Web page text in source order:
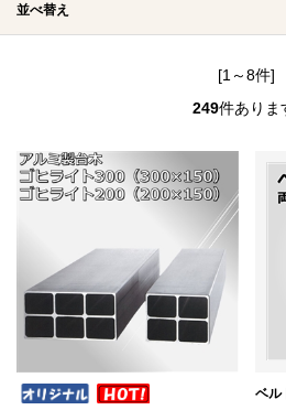
並べ替え
[1～8件]
249件ありま
ベル